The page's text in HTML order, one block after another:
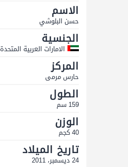
الاسم
حسن البلوشي
الجنسية
الامارات العربية المتحدة
المركز
حارس مرمى
الطول
159 سم
الوزن
40 كجم
تاريخ الميلاد
24 ديسمبر، 2011